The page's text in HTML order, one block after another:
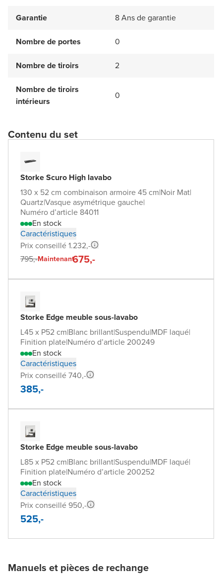
Garantie 8 Ans de garantie
Nombre de portes 0
Nombre de tiroirs 2
Nombre de tiroirs
intérieurs
0
Contenu du set
Storke Scuro High lavabo
130 x 52 cm combinaison armoire 45 cm|Noir Mat|
Quartz|Vasque asymétrique gauche|
Numéro d’article 84011
En stock
Caractéristiques
Prix conseillé 1.232,-
795,-Maintenant675,-
Storke Edge meuble sous-lavabo
L45 x P52 cm|Blanc brillant|Suspendu|MDF laqué|
Finition plate|Numéro d’article 200249
En stock
Caractéristiques
Prix conseillé 740,-
385,-
Storke Edge meuble sous-lavabo
L85 x P52 cm|Blanc brillant|Suspendu|MDF laqué|
Finition plate|Numéro d’article 200252
En stock
Caractéristiques
Prix conseillé 950,-
525,-
Manuels et pièces de rechange